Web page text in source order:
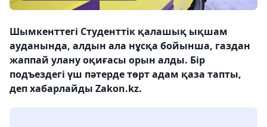
Шымкенттегі Cтуденттік қалашық ықшам
ауданында, алдын ала нұсқа бойынша, газдан
жаппай улану оқиғасы орын алды. Бір
подъездегі үш пәтерде төрт адам қаза тапты,
деп хабарлайды Zakon.kz.